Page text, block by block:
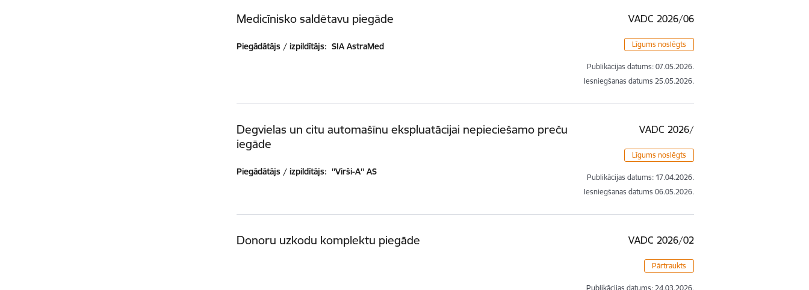
Medicīnisko saldētavu piegāde
Piegādātājs / izpildītājs: SIA AstraMed
VADC 2026/06
Līgums noslēgts
Publikācijas datums: 07.05.2026.
Iesniegšanas datums 25.05.2026.
Degvielas un citu automašīnu ekspluatācijai nepieciešamo preču
iegāde
Piegādātājs / izpildītājs: ''Virši-A'' AS
VADC 2026/
Līgums noslēgts
Publikācijas datums: 17.04.2026.
Iesniegšanas datums 06.05.2026.
Donoru uzkodu komplektu piegāde VADC 2026/02
Pārtraukts
Publikācijas datums: 24.03.2026.